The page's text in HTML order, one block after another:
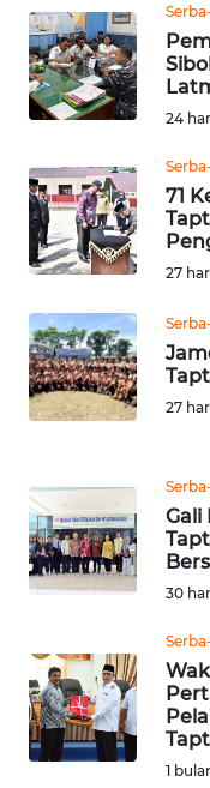
24
71
27
27
Gali
30
1
WN
SIMALUNGUN
WN
WN
TAPANULI
TENGAH
WN DELI
SERDANG
WN
TEBING
WN
PAKPAK
WN
BEKASI